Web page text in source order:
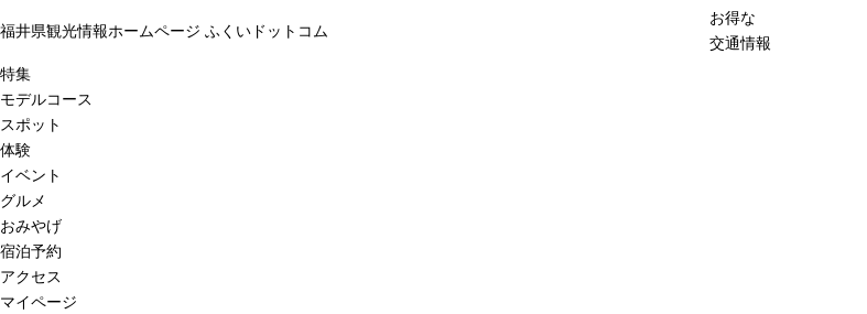
福井県観光情報ホームページ ふくいドットコム
お得な
交通情報
特集
モデルコース
スポット
体験
イベント
グルメ
おみやげ
宿泊予約
アクセス
マイページ